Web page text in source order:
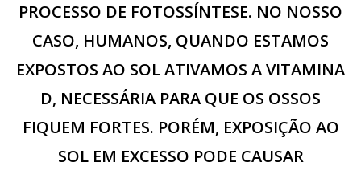
PROCESSO DE FOTOSSÍNTESE. NO NOSSO
CASO, HUMANOS, QUANDO ESTAMOS
EXPOSTOS AO SOL ATIVAMOS A VITAMINA
D, NECESSÁRIA PARA QUE OS OSSOS
FIQUEM FORTES. PORÉM, EXPOSIÇÃO AO
SOL EM EXCESSO PODE CAUSAR